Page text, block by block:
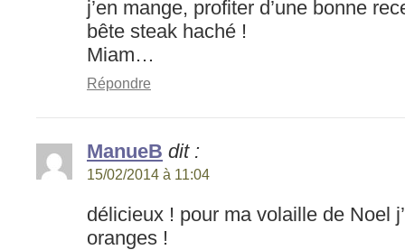
j’en mange, profiter d’une bonne
bête steak haché !
Miam…
Répondre
ManueB dit :
15/02/2014 à 11:04
délicieux ! pour ma volaille de Noel
oranges !